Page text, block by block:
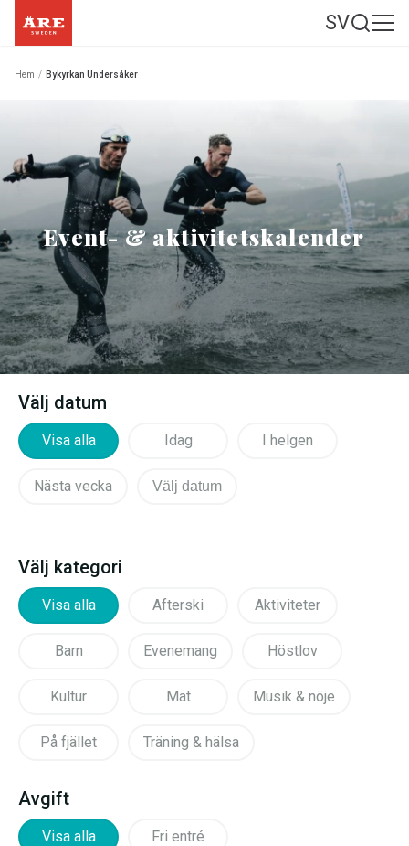
SV
Hem / Bykyrkan Undersåker
Event- & aktivitetskalender
Välj datum
Visa alla Idag I helgen
Nästa vecka Välj datum
Välj kategori
Visa alla Afterski Aktiviteter
Barn Evenemang Höstlov
Kultur Mat Musik & nöje
På fjället Träning & hälsa
Avgift
Visa alla Fri entré